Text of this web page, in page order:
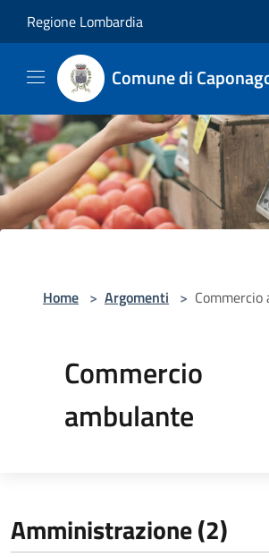
Regione Lombardia
Comune di
Home > Argomenti >
Commercio
ambulante
Amministrazione (2)